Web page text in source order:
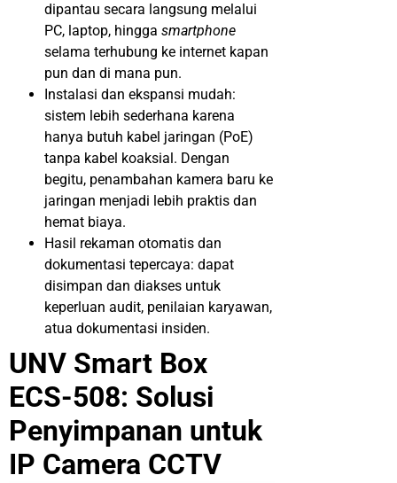
dipantau secara langsung melalui
PC, laptop, hingga smartphone
selama terhubung ke internet kapan
pun dan di mana pun.
Instalasi dan ekspansi mudah:
sistem lebih sederhana karena
hanya butuh kabel jaringan (PoE)
tanpa kabel koaksial. Dengan
begitu, penambahan kamera baru ke
jaringan menjadi lebih praktis dan
hemat biaya.
Hasil rekaman otomatis dan
dokumentasi tepercaya: dapat
disimpan dan diakses untuk
keperluan audit, penilaian karyawan,
atua dokumentasi insiden.
UNV Smart Box
ECS-508: Solusi
Penyimpanan untuk
IP Camera CCTV